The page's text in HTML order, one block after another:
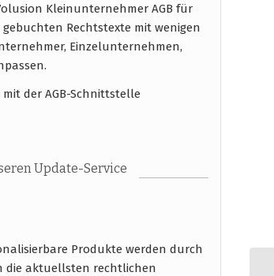
Kleinunternehmer AGB für
Rechtstexte mit wenigen
Einzelunternehmen,
mit der AGB-Schnittstelle
Update-Service
Produkte werden durch
die aktuellsten rechtlichen